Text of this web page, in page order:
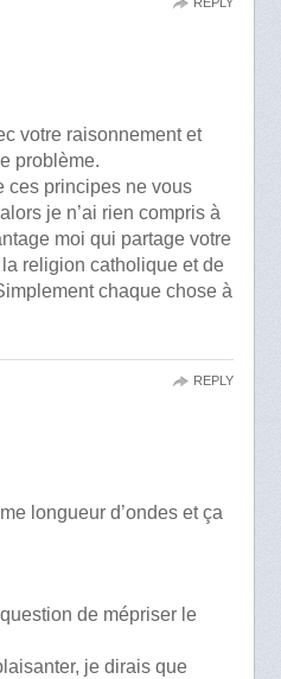
votre raisonnement et
problème.
ces principes ne vous
je n’ai rien compris à
moi qui partage votre
religion catholique et de
chaque chose à
longueur d’ondes et ça
question de mépriser le
je dirais que
REPLY